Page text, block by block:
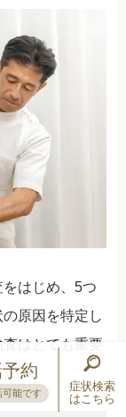
はじめ、5つ
原因を特定し
はとても重要
約
可能です
症状検索
はこちら